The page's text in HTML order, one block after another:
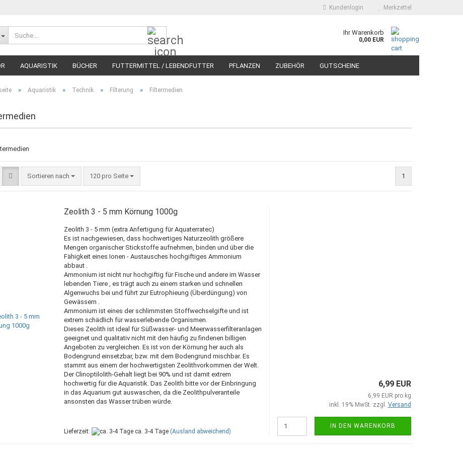
Kundenlogin Merkzettel
Ihr Warenkorb
0,00 EUR
AQUARISTIK BÜCHER FUTTERMITTEL / LEBENDFUTTER PFLANZEN ZUBEHÖR GUTSCHEINE
» Aquaristik » Technik » Filterung » Filtermedien
Sortieren nach
Sortieren nach 120 pro Seite
pro Seite 1
Zeolith 3 - 5 mm Körnung 1000g
Zeolith 3 - 5 mm (extra Anfertigung für Aquaterratec)
Es ist nachgewiesen, dass hochwertiges Naturzeolith größere
Mengen organischer Stickstoffe aufnehmen, binden und über die
Fähigkeit eines Ionen - Austausches hochgiftiges Ammonium
abbaut .
Ammonium ist nicht nur hochgiftig für Fische und andere im Wasser
lebenden Tiere , es trägt auch zu einem starken und schnellen
Algenwuchs bei und führt zur Eutrophieung (Überdüngung) von
Gewässern .
Ammonium ist eines der schlimmsten Stoffwechselgifte und ist
extrem schädlich für wasserlebende Organismen.
Dieses Zeolith ist ideal für Süßwasser- und Meerwasserfilteranlagen
geeignet und qualitativ nicht mit den häufig zu findenen billigen
Angeboten zu vergleichen. Es ist von der Körnung her auch als
Bodengrund einsetzbar, bzw. mit dem Bodengrund mischbar. Es
stammt aus einem der hochwertigsten Zeolithvorkommen der Welt.
Der Clinoptilolith-Gehalt liegt bei 90% und ist damit extrem
hochwertig für die Aquaristik. Das Zeolith bitte vor der Einbringung
in das Aquarium gut auswaschen, da die Zeolithpulveranteile
ansonsten das Wasser trüben würde.
Lieferzeit: ca. 3-4 Tage (Ausland abweichend)
6,99 EUR
6,99 EUR pro kg
inkl. 19% MwSt. zzgl. Versand
IN DEN WARENKORB